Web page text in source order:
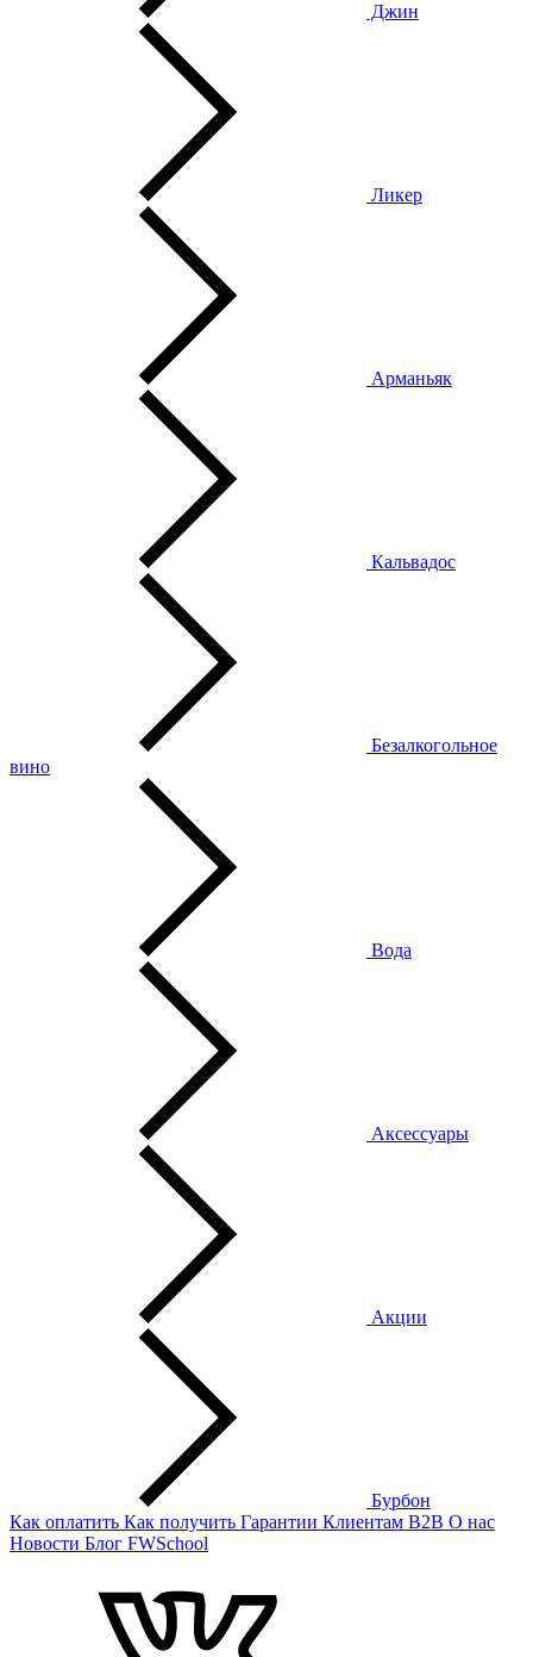
Джин
Ликер
Арманьяк
Кальвадос
Безалкогольное
вино
Вода
Аксессуары
Акции
Бурбон
Как оплатить Как получить Гарантии Клиентам B2B О нас
Новости Блог FWSchool